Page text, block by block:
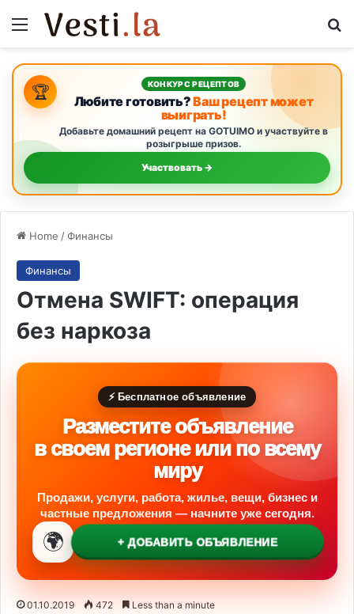
Menu
🏆 КОНКУРС РЕЦЕПТОВ
Любите готовить?Ваш рецепт может
выиграть!
Добавьте домашний рецепт на GOTUIMO и участвуйте в
розыгрыше призов.
Участвовать →
Home /Финансы
Финансы
Отмена SWIFT: операция
без наркоза
⚡ Бесплатное объявление
Разместите объявление
в своем регионе или по всему
миру
Продажи, услуги, работа, жилье, вещи, бизнес и
частные предложения — начните уже сегодня.
🌍 + ДОБАВИТЬ ОБЪЯВЛЕНИЕ
01.10.2019 472 Less than a minute